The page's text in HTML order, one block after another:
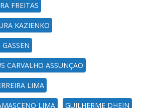
FREITAS
KAZIENKO
CARVALHO ASSUNÇAO
LIMA
LIMA GUILHERME DHEIN